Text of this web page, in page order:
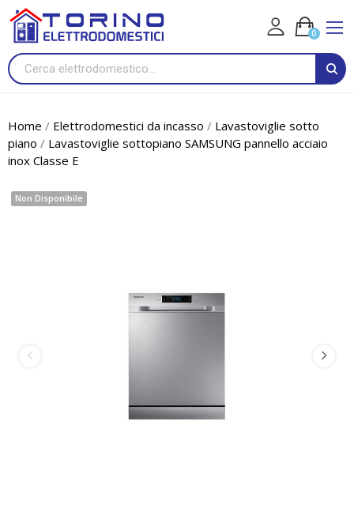
0
Home Elettrodomestici da incasso
Lavastoviglie sotto
piano
Lavastoviglie sottopiano SAMSUNG pannello acciaio
inox Classe E
Non Disponibile